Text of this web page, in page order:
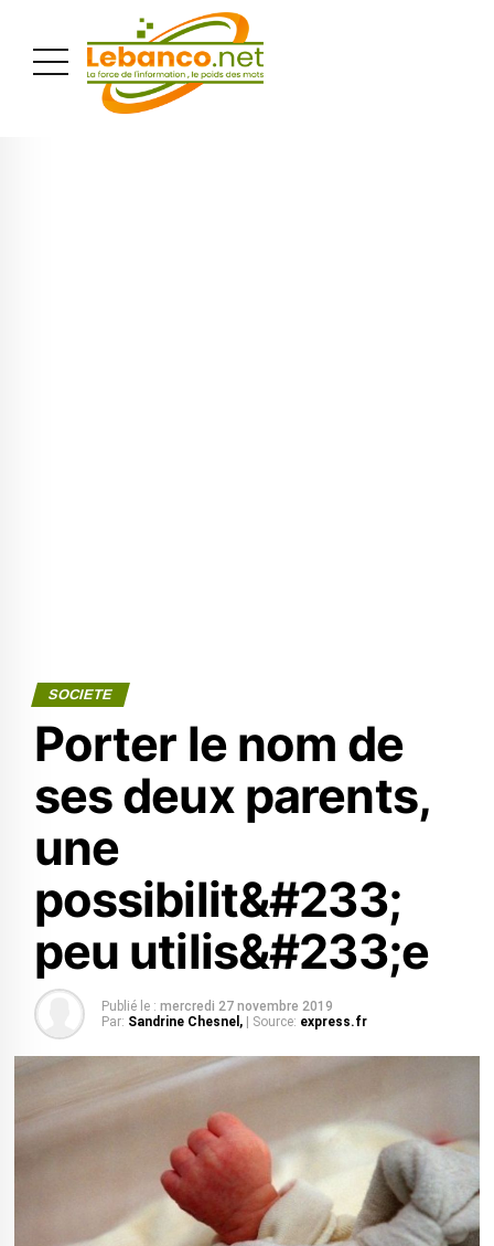
SOCIETE
Porter le nom de
ses deux parents,
une
possibilit&#233;
peu utilis&#233;e
Publié le : mercredi 27 novembre 2019
Par: Sandrine Chesnel, | Source: express.fr